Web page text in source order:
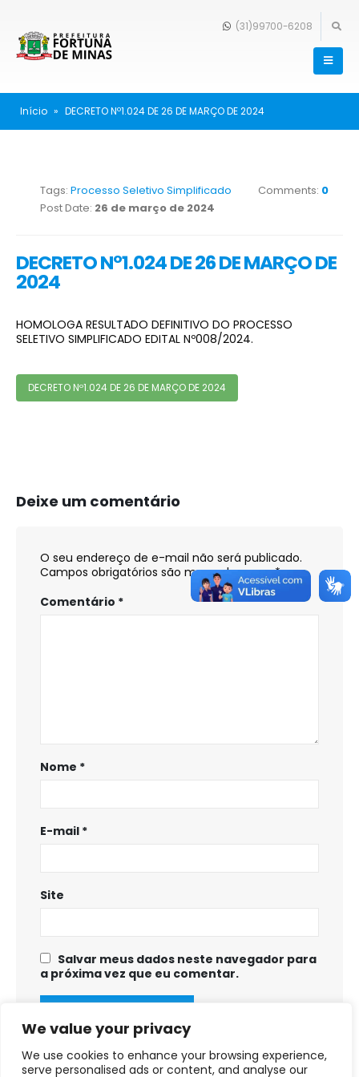
We value your privacy
We use cookies to enhance your browsing experience,
serve personalised ads or content, and analyse our
(31)99700-6208
Início » DECRETO Nº1.024 DE 26 DE MARÇO DE 2024
Tags: Processo Seletivo Simplificado Comments: 0
Post Date: 26 de março de 2024
DECRETO Nº1.024 DE 26 DE MARÇO DE
2024
HOMOLOGA RESULTADO DEFINITIVO DO PROCESSO
SELETIVO SIMPLIFICADO EDITAL Nº008/2024.
DECRETO Nº1.024 DE 26 DE MARÇO DE 2024
Deixe um comentário
O seu endereço de e-mail não será publicado.
Campos obrigatórios são marcados com*
Comentário *
Nome *
E-mail *
Site
Salvar meus dados neste navegador para
a próxima vez que eu comentar.